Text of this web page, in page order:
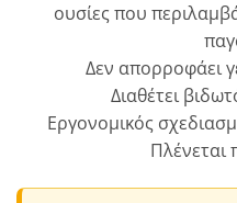
ουσίες που
Δεν απορροφάει
Διαθέτει
Εργονομικός
Πλένεται